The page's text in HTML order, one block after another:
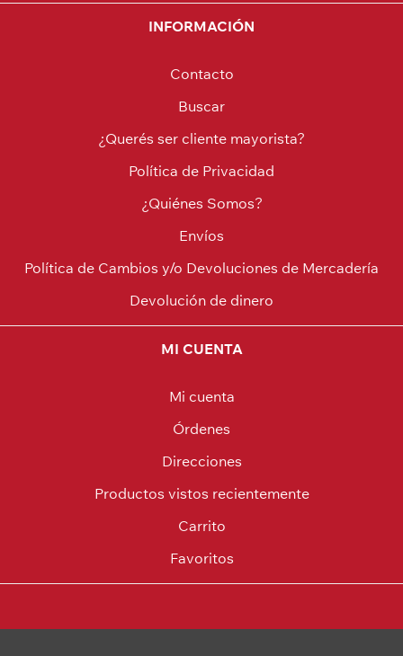
INFORMACIÓN
Contacto
Buscar
¿Querés ser cliente mayorista?
Política de Privacidad
¿Quiénes Somos?
Envíos
Política de Cambios y/o Devoluciones de Mercadería
Devolución de dinero
MI CUENTA
Mi cuenta
Órdenes
Direcciones
Productos vistos recientemente
Carrito
Favoritos